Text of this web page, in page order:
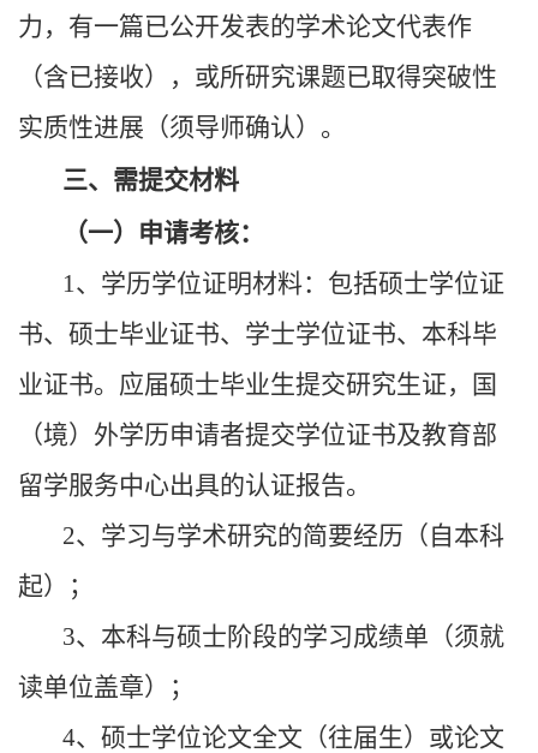
力，有一篇已公开发表的学术论文代表作
（含已接收），或所研究课题已取得突破性
实质性进展（须导师确认）。
三、需提交材料
（一）申请考核：
1、学历学位证明材料：包括硕士学位证
书、硕士毕业证书、学士学位证书、本科毕
业证书。应届硕士毕业生提交研究生证，国
（境）外学历申请者提交学位证书及教育部
留学服务中心出具的认证报告。
2、学习与学术研究的简要经历（自本科
起）；
3、本科与硕士阶段的学习成绩单（须就
读单位盖章）；
4、硕士学位论文全文（往届生）或论文